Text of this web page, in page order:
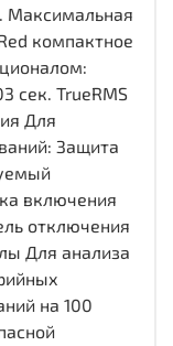
Максимальная
компактное
сек. TrueRMS
Для
Защита
включения
отключения
Для анализа
на 100